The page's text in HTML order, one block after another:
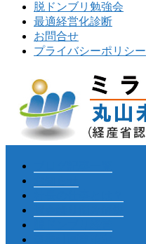
脱ドンブリ勉強会
最適経営化診断
お問合せ
プライバシーポリシー